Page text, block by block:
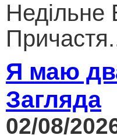
Недільне
Я маю
Загляда
02/08/